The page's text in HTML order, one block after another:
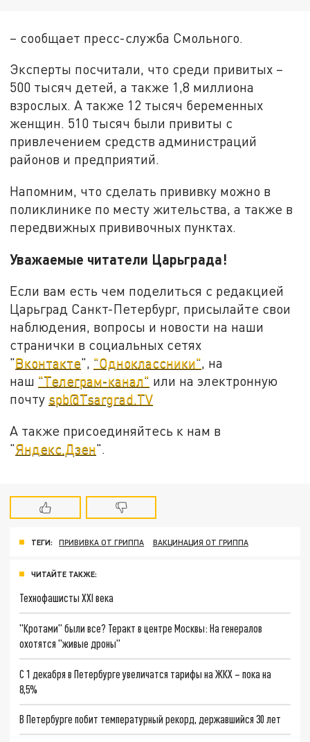
– сообщает пресс-служба Смольного.
Эксперты посчитали, что среди привитых –
500 тысяч детей, а также 1,8 миллиона
взрослых. А также 12 тысяч беременных
женщин. 510 тысяч были привиты с
привлечением средств администраций
районов и предприятий.
Напомним, что сделать прививку можно в
поликлинике по месту жительства, а также в
передвижных прививочных пунктах.
Уважаемые читатели Царьграда!
Если вам есть чем поделиться с редакцией
Царьград Санкт-Петербург, присылайте свои
наблюдения, вопросы и новости на наши
странички в социальных сетях
"Вконтакте", "Одноклассники", на
наш "Телеграм-канал" или на электронную
почту spb@Tsargrad.TV
А также присоединяйтесь к нам в
"Яндекс.Дзен".
ТЕГИ: ПРИВИВКА ОТ ГРИППА ВАКЦИНАЦИЯ ОТ ГРИППА
ЧИТАЙТЕ ТАКЖЕ:
Технофашисты XXI века
"Кротами" были все? Теракт в центре Москвы: На генералов
охотятся "живые дроны"
С 1 декабря в Петербурге увеличатся тарифы на ЖКХ – пока на
8,5%
В Петербурге побит температурный рекорд, державшийся 30 лет